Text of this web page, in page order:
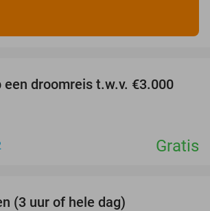
een droomreis t.w.v. €3.000
Gratis
(3 uur of hele dag)